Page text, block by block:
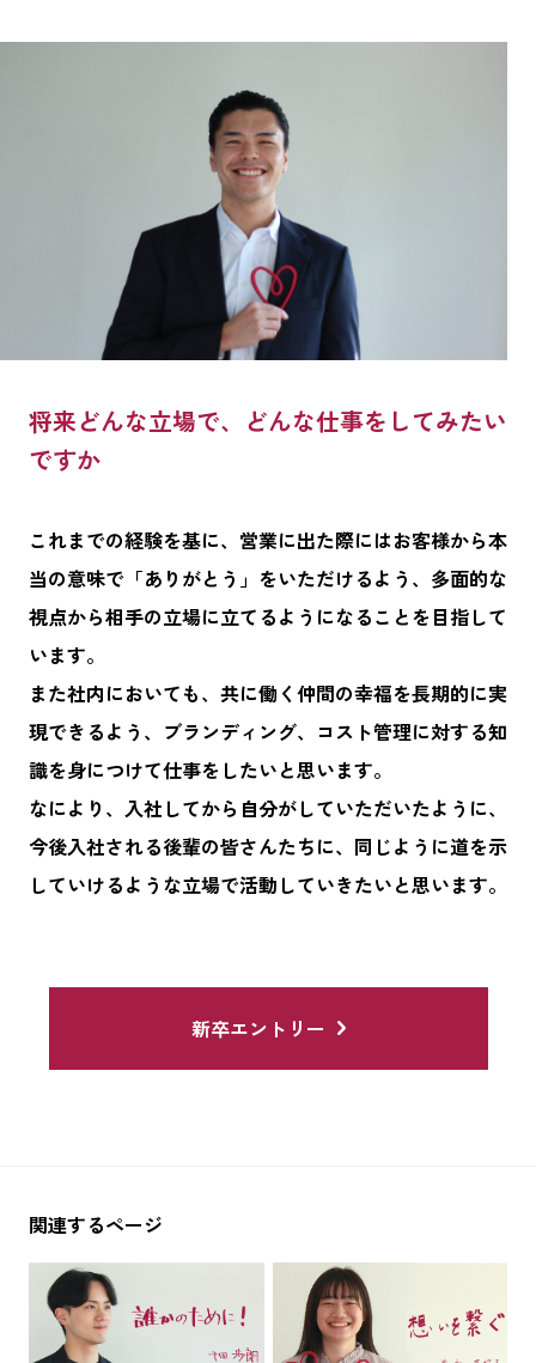
将来どんな立場で、どんな仕事をしてみたい
ですか
これまでの経験を基に、営業に出た際にはお客様から本
当の意味で「ありがとう」をいただけるよう、多面的な
視点から相手の立場に立てるようになることを目指して
います。
また社内においても、共に働く仲間の幸福を長期的に実
現できるよう、ブランディング、コスト管理に対する知
識を身につけて仕事をしたいと思います。
なにより、入社してから自分がしていただいたように、
今後入社される後輩の皆さんたちに、同じように道を示
していけるような立場で活動していきたいと思います。
新卒エントリー
関連するページ